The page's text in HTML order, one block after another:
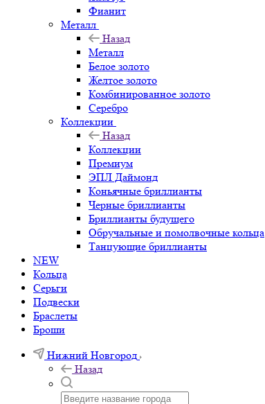
Фианит
Металл
Назад
Металл
Белое золото
Желтое золото
Комбинированное золото
Серебро
Коллекции
Назад
Коллекции
Премиум
ЭПЛ Даймонд
Коньячные бриллианты
Черные бриллианты
Бриллианты будущего
Обручальные и помолвочные кольца
Танцующие бриллианты
NEW
Кольца
Серьги
Подвески
Браслеты
Броши
Нижний Новгород
Назад